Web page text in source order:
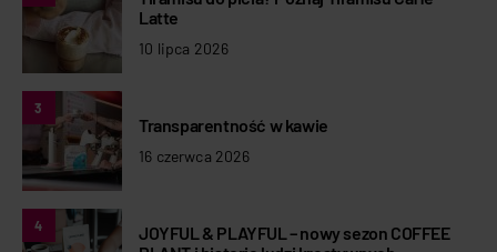
Latte
10 lipca 2026
3
Transparentność w kawie
16 czerwca 2026
4
JOYFUL & PLAYFUL – nowy sezon COFFEE